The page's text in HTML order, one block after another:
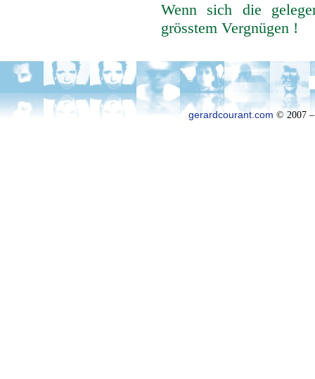
Wenn sich die
grösstem Vergnügen !
gerardcourant.com © 2007